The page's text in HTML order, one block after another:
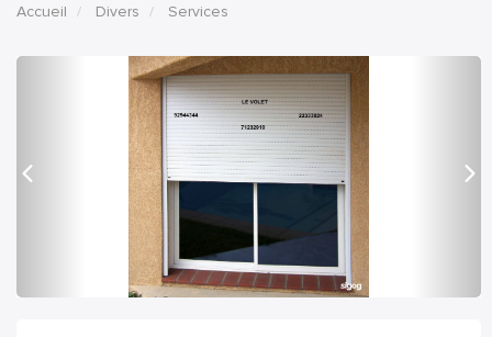
Accueil Divers Services
précédent